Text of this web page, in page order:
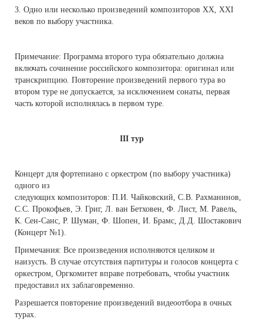
3. Одно или несколько произведений композиторов ХХ, XXI
веков по выбору участника.
Примечание: Программа второго тура обязательно должна
включать сочинение российского композитора: оригинал или
транскрипцию. Повторение произведений первого тура во
втором туре не допускается, за исключением сонаты, первая
часть которой исполнялась в первом туре.
III тур
Концерт для фортепиано с оркестром (по выбору участника)
одного из
следующих композиторов: П.И. Чайковский, С.В. Рахманинов,
С.С. Прокофьев, Э. Григ, Л. ван Бетховен, Ф. Лист, М. Равель,
К. Сен-Санс, Р. Шуман, Ф. Шопен, И. Брамс, Д.Д. Шостакович
(Концерт №1).
Примечания: Все произведения исполняются целиком и
наизусть. В случае отсутствия партитуры и голосов концерта с
оркестром, Оргкомитет вправе потребовать, чтобы участник
предоставил их заблаговременно.
Разрешается повторение произведений видеоотбора в очных
турах.